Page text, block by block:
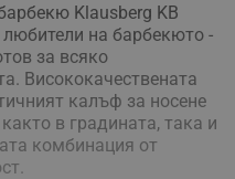
Klausberg KB
на барбекюто -
за всяко
Висококачествената
калъф за носене
в градината, така и
комбинация от